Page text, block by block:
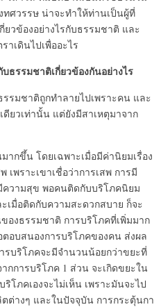
ทศวรรษ น่าจะทำให้ท่านเป็นผู้ที่
วข้องอย่างไรกับธรรมชาติ และ
เดินไปเพื่ออะไร
ธรรมชาติเกี่ยวข้องกันอย่างไร
รมชาติถูกทำลายไปเพราะคน และ
ยวเท่านั้น แต่ยังมีสาเหตุมาจาก
กขึ้น โดยเฉพาะเมื่อมีค่านิยมเรื่อง
พราะเขาเชื่อว่าการเสพ การมี
ความสุข พอคนติดกับบริโภคนิยม
เมื่อติดกับความสะดวกสบาย ก็จะ
องธรรมชาติ การบริโภคที่เพิ่มมาก
อบสนองการบริโภคของคน ส่งผล
รบริโภคจะมีจำนวนน้อยกว่าขยะที่
กการบริโภค 1 ส่วน จะเกิดขยะใน
โภคเองจะไม่เห็น เพราะมันจะไป
ต่างๆ และในปัจจุบัน การกระตุ้นกา